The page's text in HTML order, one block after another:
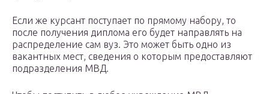
Если же курсант поступает по прямому набору, то
после получения диплома его будет направлять на
распределение сам вуз. Это может быть одно из
вакантных мест, сведения о которым предоставляют
подразделения МВД.